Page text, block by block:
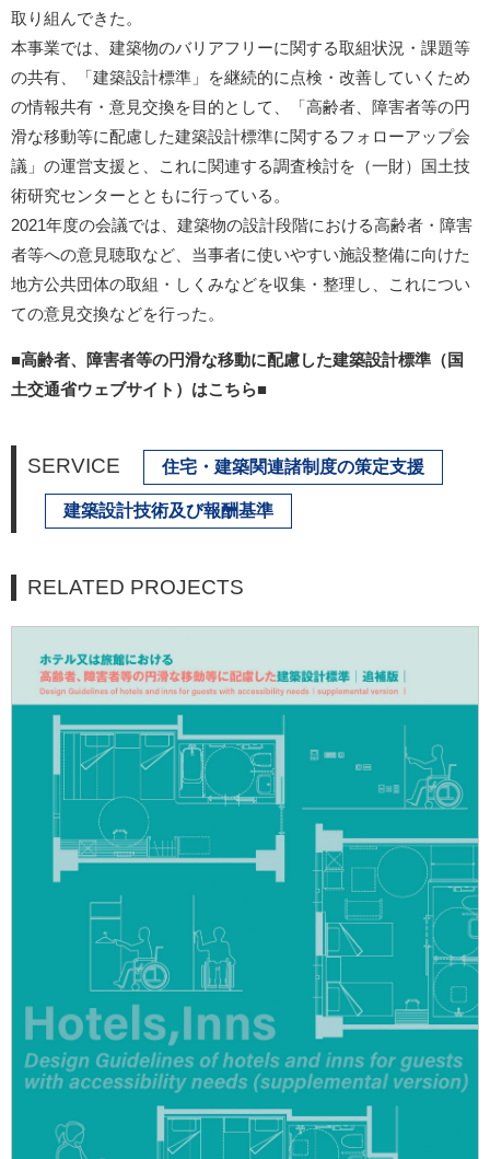
取り組んできた。
本事業では、建築物のバリアフリーに関する取組状況・課題等
の共有、「建築設計標準」を継続的に点検・改善していくため
の情報共有・意見交換を目的として、「高齢者、障害者等の円
滑な移動等に配慮した建築設計標準に関するフォローアップ会
議」の運営支援と、これに関連する調査検討を（一財）国土技
術研究センターとともに行っている。
2021年度の会議では、建築物の設計段階における高齢者・障害
者等への意見聴取など、当事者に使いやすい施設整備に向けた
地方公共団体の取組・しくみなどを収集・整理し、これについ
ての意見交換などを行った。
■高齢者、障害者等の円滑な移動に配慮した建築設計標準（国
土交通省ウェブサイト）はこちら■
SERVICE 住宅・建築関連諸制度の策定支援
建築設計技術及び報酬基準
RELATED PROJECTS